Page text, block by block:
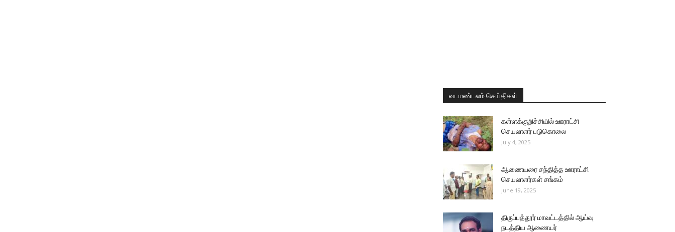
வடமண்டலம் செய்திகள்
கள்ளக்குறிச்சியில் ஊராட்சி
செயலாளர் படுகொலை
July 4, 2025
ஆணையரை சந்தித்த ஊராட்சி
செயலாளர்கள் சங்கம்
June 19, 2025
திருப்பத்தூர் மாவட்டத்தில் ஆய்வு
நடத்திய ஆணையர்